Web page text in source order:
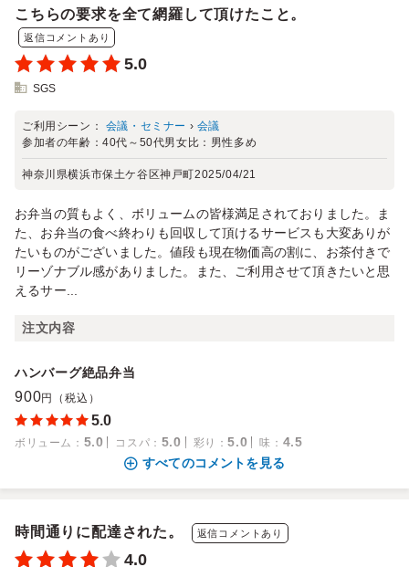
こちらの要求を全て網羅して頂けたこと。
返信コメントあり
5.0
SGS
ご利用シーン： 会議・セミナー › 会議
参加者の年齢：40代～50代男女比： 男性多め
神奈川県横浜市保土ケ谷区神戸町2025/04/21
お弁当の質もよく、ボリュームの皆様満足されておりました。ま
た、お弁当の食べ終わりも回収して頂けるサービスも大変ありが
たいものがございました。値段も現在物価高の割に、お茶付きで
リーゾナブル感がありました。また、ご利用させて頂きたいと思
えるサー...
注文内容
ハンバーグ絶品弁当
900円（税込）
5.0
ボリューム ： 5.0 コスパ ： 5.0 彩り ：5.0 味 ： 4.5
すべてのコメントを見る
時間通りに配達された。 返信コメントあり
4.0